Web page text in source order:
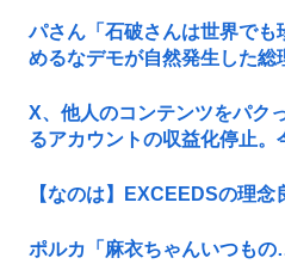
パさん「石破さんは世界で
めるなデモが自然発生した総
X、他人のコンテンツをパク
るアカウントの収益化停止。
【なのは】EXCEEDSの理念
ポルカ「麻衣ちゃんいつも